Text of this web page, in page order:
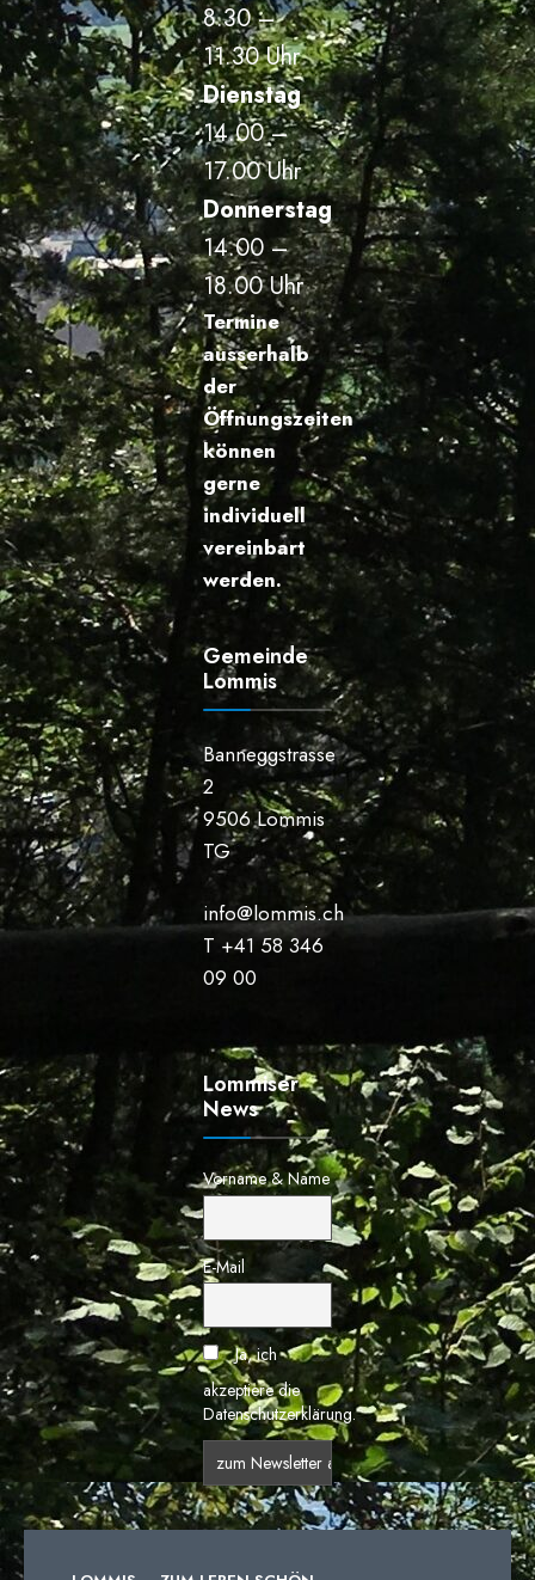
8.30 –
11.30 Uhr
Dienstag
14.00 –
17.00 Uhr
Donnerstag
14.00 –
18.00 Uhr
Termine
ausserhalb
der
Öffnungszeiten
können
gerne
individuell
vereinbart
werden.
Gemeinde
Lommis
Banneggstrasse
2
9506 Lommis
TG
info@lommis.ch
T +41 58 346
09 00
Lommiser
News
Vorname & Name
E-Mail
Ja, ich
akzeptiere die
Datenschutzerklärung.